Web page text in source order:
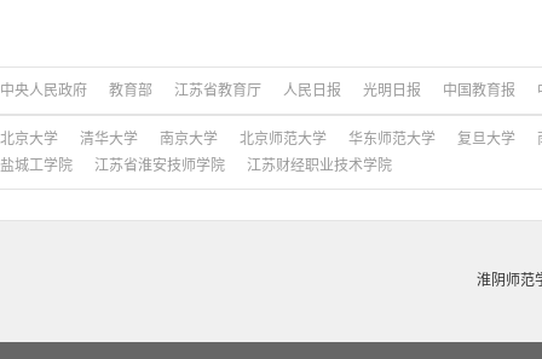
中央人民政府 教育部 江苏省教育厅 人民日报 光明日报 中国教育报
北京大学 清华大学 南京大学 北京师范大学 华东师范大学 复旦大学
盐城工学院
江苏省淮安技师学院 江苏财经职业技术学院
淮阴师范